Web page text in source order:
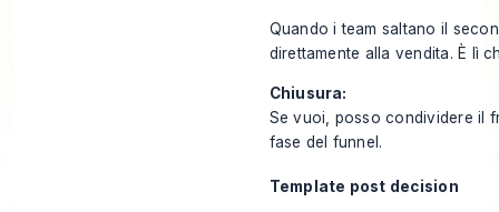
Quando i team saltano il
direttamente alla vendita. È lì
Chiusura:
Se vuoi, posso condividere il
fase del funnel.
Template post decision